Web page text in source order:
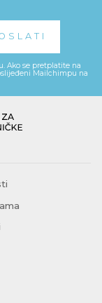
Ako se pretplatite na
Mailchimpu na